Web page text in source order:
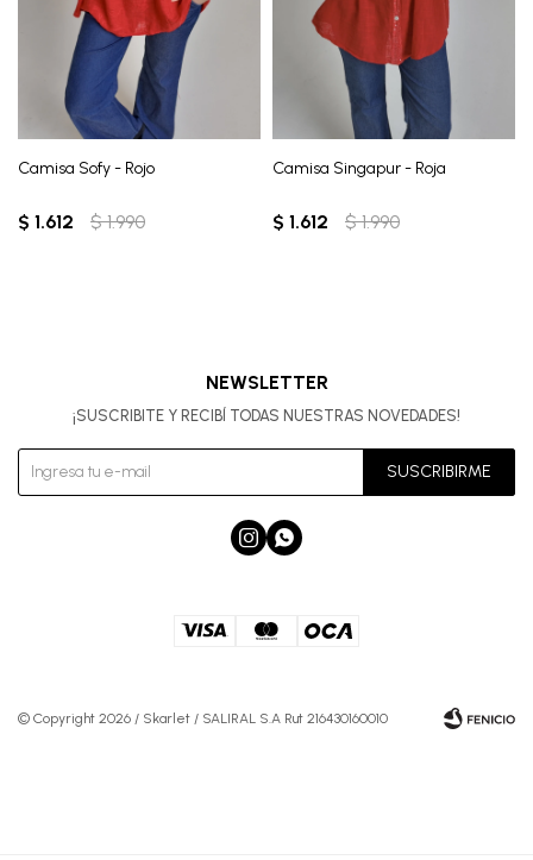
Camisa Sofy - Rojo
$ 1.612 $ 1.990
Camisa Singapur - Roja
$ 1.612 $ 1.990
NEWSLETTER
¡SUSCRIBITE Y RECIBÍ TODAS NUESTRAS NOVEDADES!
SUSCRIBIRME
 
© Copyright 2026 / Skarlet / SALIRAL S.A Rut 216430160010